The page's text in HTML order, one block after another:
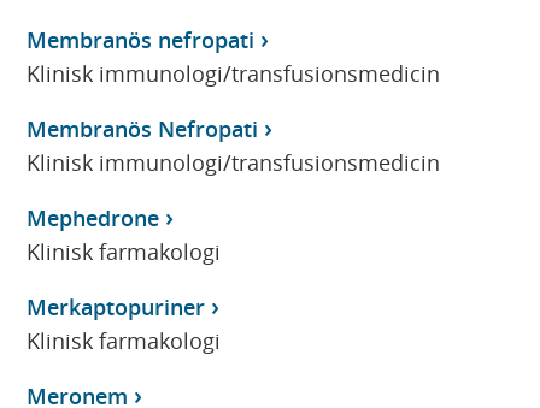
Membranös nefropati
Klinisk immunologi/transfusionsmedicin
Membranös Nefropati
Klinisk immunologi/transfusionsmedicin
Mephedrone
Klinisk farmakologi
Merkaptopuriner
Klinisk farmakologi
Meronem